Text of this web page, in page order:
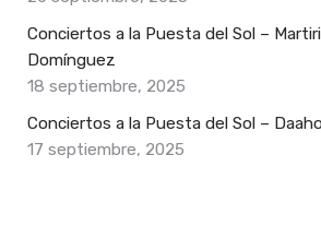
Conciertos a la Puesta del Sol –
Domínguez
18 septiembre, 2025
Conciertos a la Puesta del Sol –
17 septiembre, 2025